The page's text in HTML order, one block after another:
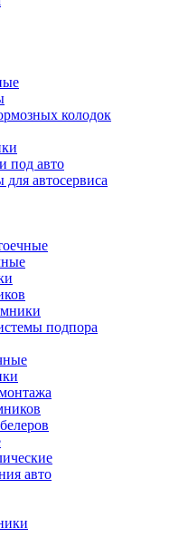
колодок
под авто
автосервиса
подпора
авто